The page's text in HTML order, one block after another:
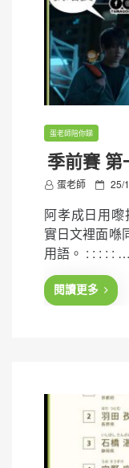
蛋老師陪你睇
季前賽 第
蛋老師
P
s
t
e
d
25/
阿孝成日用
實日文裡面喺
用語。 : : : : : …
閱讀更多